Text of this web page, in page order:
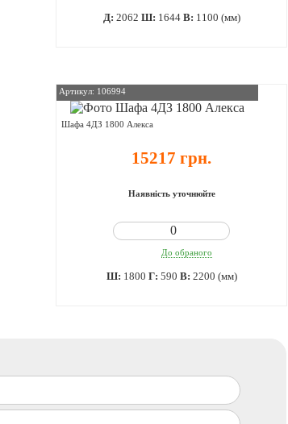
Д: 2062 Ш: 1644В: 1100 (мм)
Артикул: 106994
Шафа 4ДЗ 1800 Алекса
15217 грн.
Наявність уточнюйте
До обраного
Ш: 1800 Г: 590 В: 2200 (мм)